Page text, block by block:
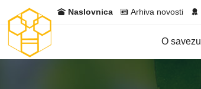
Naslovnica Arhiva novosti
O savezu